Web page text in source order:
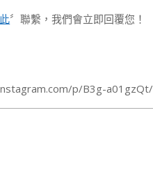
〞聯繫，我們會立即回覆您！
p/B3g-a01gzQt/